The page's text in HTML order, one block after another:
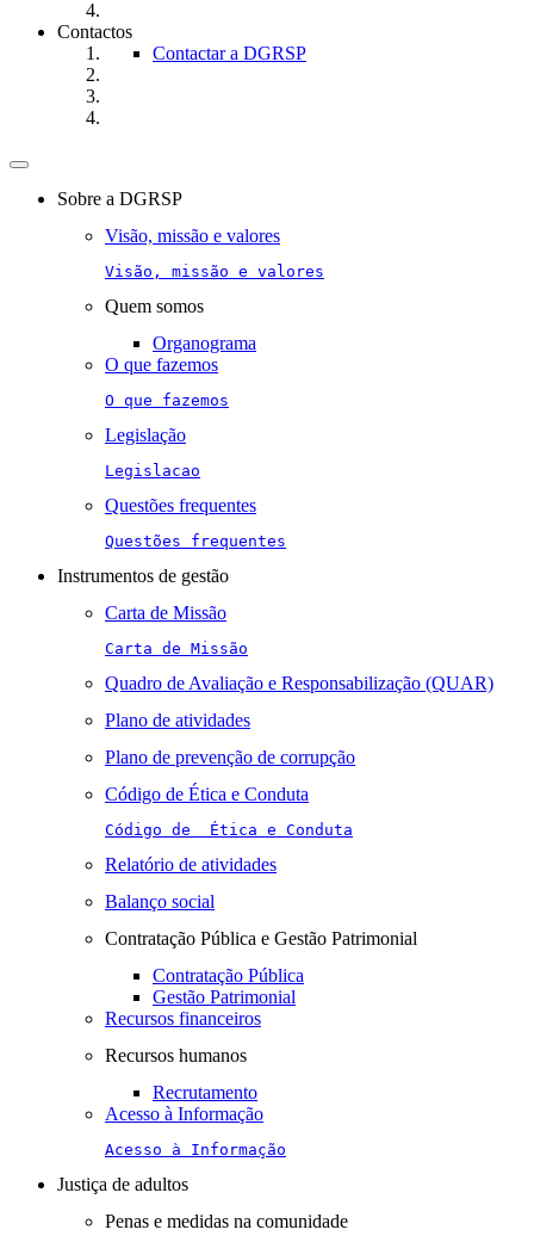
Contactos
Contactar a DGRSP
Toggle
navigationSobre a DGRSP
Visão, missão e valores
Visão, missão e valores
Quem somos
Organograma
O que fazemos
O que fazemos
Legislação
Legislacao
Questões frequentes
Questões frequentes
Instrumentos de gestão
Carta de Missão
Carta de Missão
Quadro de Avaliação e Responsabilização (QUAR)
Plano de atividades
Plano de prevenção de corrupção
Código de Ética e Conduta
Código de  Ética e Conduta
Relatório de atividades
Balanço social
Contratação Pública e Gestão Patrimonial
Contratação Pública
Gestão Patrimonial
Recursos financeiros
Recursos humanos
Recrutamento
Acesso à Informação
Acesso à Informação
Justiça de adultos
Penas e medidas na comunidade